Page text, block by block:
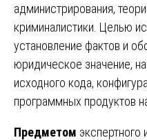
администрирования,
криминалистики. Целью
установление фактов и
юридическое значение,
исходного кода,
программных продуктов
Предметом